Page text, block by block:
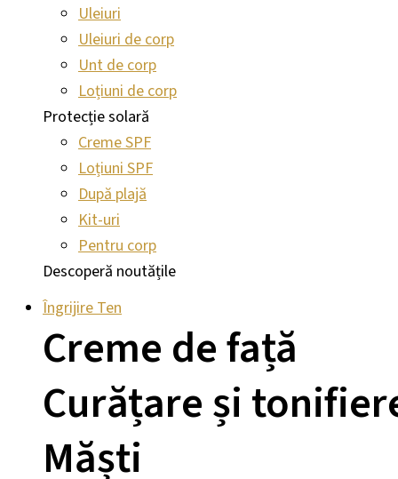
Uleiuri
Uleiuri de corp
Unt de corp
Loțiuni de corp
Protecție solară
Creme SPF
Loțiuni SPF
După plajă
Kit-uri
Pentru corp
Descoperă noutățile
Îngrijire Ten
Creme de față
Curățare și
Măști